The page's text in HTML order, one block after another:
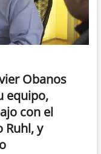
Obanos
equipo,
con el
Ruhl, y